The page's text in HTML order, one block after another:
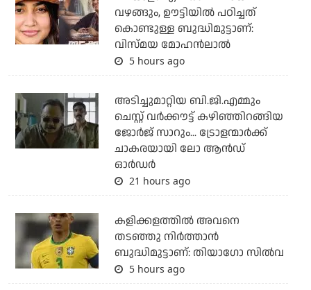
വഴങ്ങും, ഊട്ടിയില്‍ പഠിച്ചത്
കൊണ്ടുള്ള ബുദ്ധിമുട്ടാണ്:
വിസ്മയ മോഹന്‍ലാല്‍
5 hours ago
അടിച്ചുമാറ്റിയ ബി.ജി.എമ്മും
ചെസ്റ്റ് വര്‍ക്കൗട്ട് കഴിഞ്ഞിറങ്ങിയ
ജോര്‍ജ് സാറും... ട്രോളന്മാര്‍ക്ക്
ചാകരയായി ലോ ആന്‍ഡ്
ഓര്‍ഡര്‍
21 hours ago
കളിക്കളത്തില്‍ അവനെ
തടഞ്ഞു നിര്‍ത്താന്‍
ബുദ്ധിമുട്ടാണ്: തിയാഗോ സില്‍വ
5 hours ago